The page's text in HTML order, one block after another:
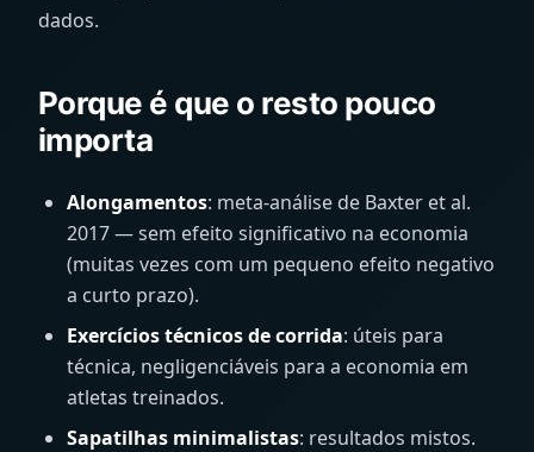
dados.
Porque é que o resto pouco
importa
Alongamentos: meta-análise de Baxter et al.
2017 — sem efeito significativo na economia
(muitas vezes com um pequeno efeito negativo
a curto prazo).
Exercícios técnicos de corrida: úteis para
técnica, negligenciáveis para a economia em
atletas treinados.
Sapatilhas minimalistas: resultados mistos.